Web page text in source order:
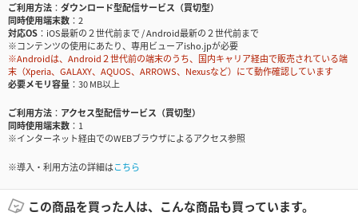
ご利用方法
ダウンロード型配信サービス（買切型）
同時使用端末数
2
対応OS
iOS最新の２世代前まで / Android最新の２世代前まで
※コンテンツの使用にあたり、専用ビューアisho.jpが必要
※Androidは、Android２世代前の端末のうち、国内キャリア経由で販売されている端
末（Xperia、GALAXY、AQUOS、ARROWS、Nexusなど）にて動作確認しています
必要メモリ容量
30 MB以上
ご利用方法
アクセス型配信サービス（買切型）
同時使用端末数
1
※インターネット経由でのWEBブラウザによるアクセス参照
※導入・利用方法の詳細はこちら
この商品を買った人は、こんな商品も買っています。